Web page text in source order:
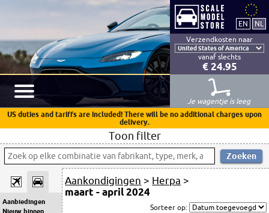
Verzendkosten naar
vanaf slechts
€ 24.95
Je wagentje is leeg
US duties and tariffs are included! There will be no additional charges upon
delivery.
Toon filter
Aanbiedingen
Nieuw binnen
Aankondigingen > Herpa >
maart - april 2024
Sorteer op: